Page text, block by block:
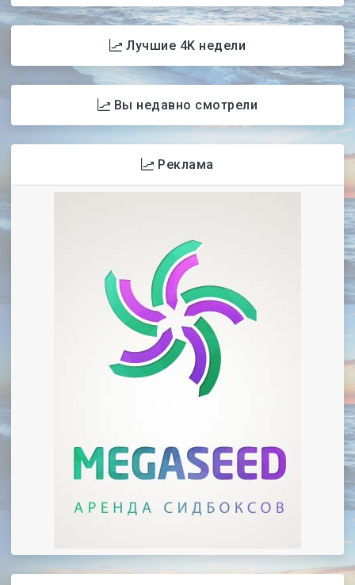
Лучшие 4K недели
Вы недавно смотрели
Реклама